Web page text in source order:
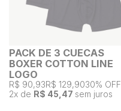
PACK DE 3 CUECAS
BOXER COTTON LINE
LOGO
R$ 90,93R$ 129,9030% OFF
2x de R$ 45,47 sem juros